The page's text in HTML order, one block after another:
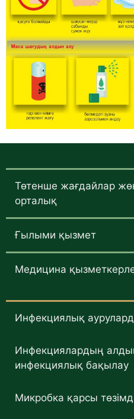
Төтенше жағдайлар
орталық
Ғылыми қызмет
Медицина
Инфекциялық
Инфекциялардың
инфекциялық бақылау
Микробка қарсы